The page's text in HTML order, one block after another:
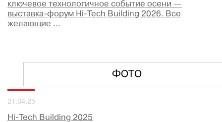
ключевое технологичное событие осени —
выставка-форум Hi-Tech Building 2026. Все
желающие ...
ФОТО
21.04.25
Hi-Tech Building 2025